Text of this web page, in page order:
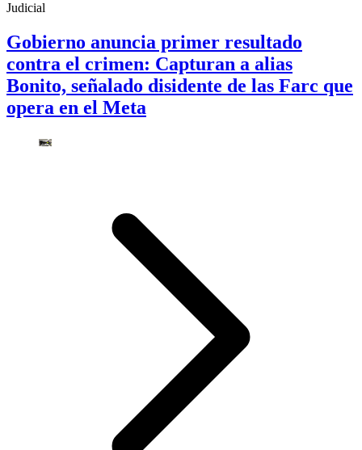
Judicial
Gobierno anuncia primer resultado
contra el crimen: Capturan a alias
Bonito, señalado disidente de las Farc que
opera en el Meta